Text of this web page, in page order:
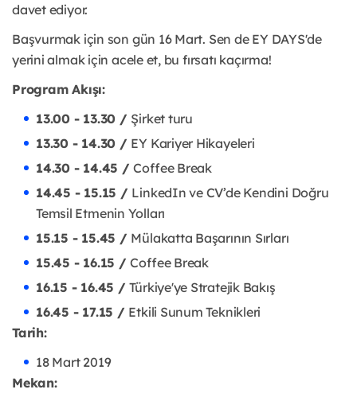
davet ediyor.
Başvurmak için son gün 16 Mart. Sen de EY DAYS'de
yerini almak için acele et, bu fırsatı kaçırma!
Program Akışı:
13.00 - 13.30 / Şirket turu
13.30 - 14.30 / EY Kariyer Hikayeleri
14.30 - 14.45 /Coffee Break
14.45 - 15.15 / LinkedIn ve CV’de Kendini Doğru
Temsil Etmenin Yolları
15.15 - 15.45 / Mülakatta Başarının Sırları
15.45 - 16.15 /Coffee Break
16.15 - 16.45 /Türkiye'ye Stratejik Bakış
16.45 - 17.15 / Etkili Sunum Teknikleri
Tarih:
18 Mart 2019
Mekan: